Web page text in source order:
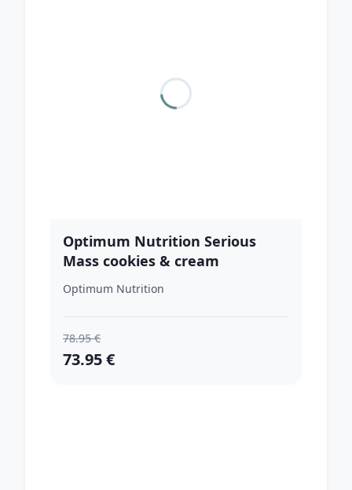
Optimum Nutrition Serious
Mass cookies & cream
Optimum Nutrition
78.95 €
73.95 €